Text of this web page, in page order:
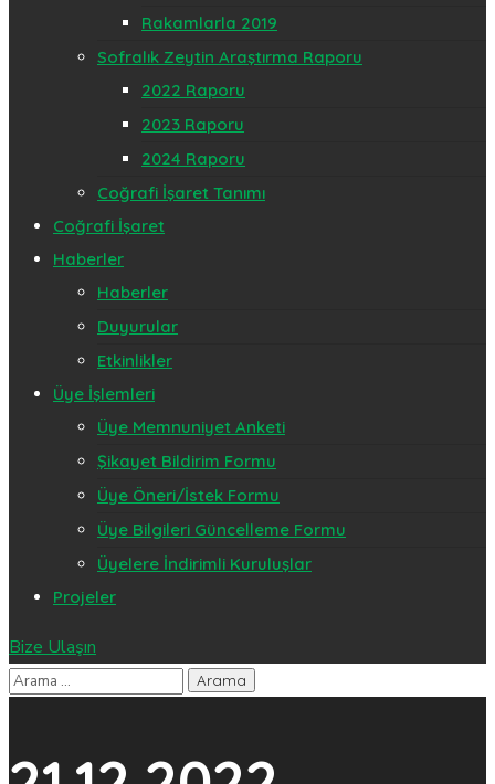
Rakamlarla 2019
Sofralık Zeytin Araştırma Raporu
2022 Raporu
2023 Raporu
2024 Raporu
Coğrafi İşaret Tanımı
Coğrafi İşaret
Haberler
Haberler
Duyurular
Etkinlikler
Üye İşlemleri
Üye Memnuniyet Anketi
Şikayet Bildirim Formu
Üye Öneri/İstek Formu
Üye Bilgileri Güncelleme Formu
Üyelere İndirimli Kuruluşlar
Projeler
Bize Ulaşın